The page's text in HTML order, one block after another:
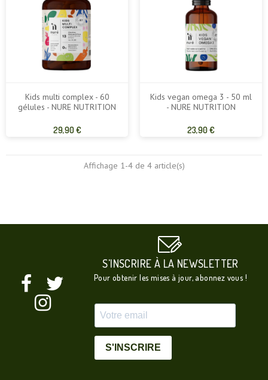
Kids multi complex - 60
gélules - NURE NUTRITION
Prix
29,90 €
Kids vegan omega 3 - 50 ml
- NURE NUTRITION
Prix
23,90 €
Affichage 1-4 de 4 article(s)
S'INSCRIRE À LA NEWSLETTER
Pour obtenir les mises à jour, abonnez vous !
S'INSCRIRE